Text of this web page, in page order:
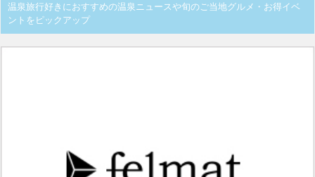
温泉旅行好きにおすすめの温泉ニュースや旬のご当地グルメ・お得イベ
ントをピックアップ